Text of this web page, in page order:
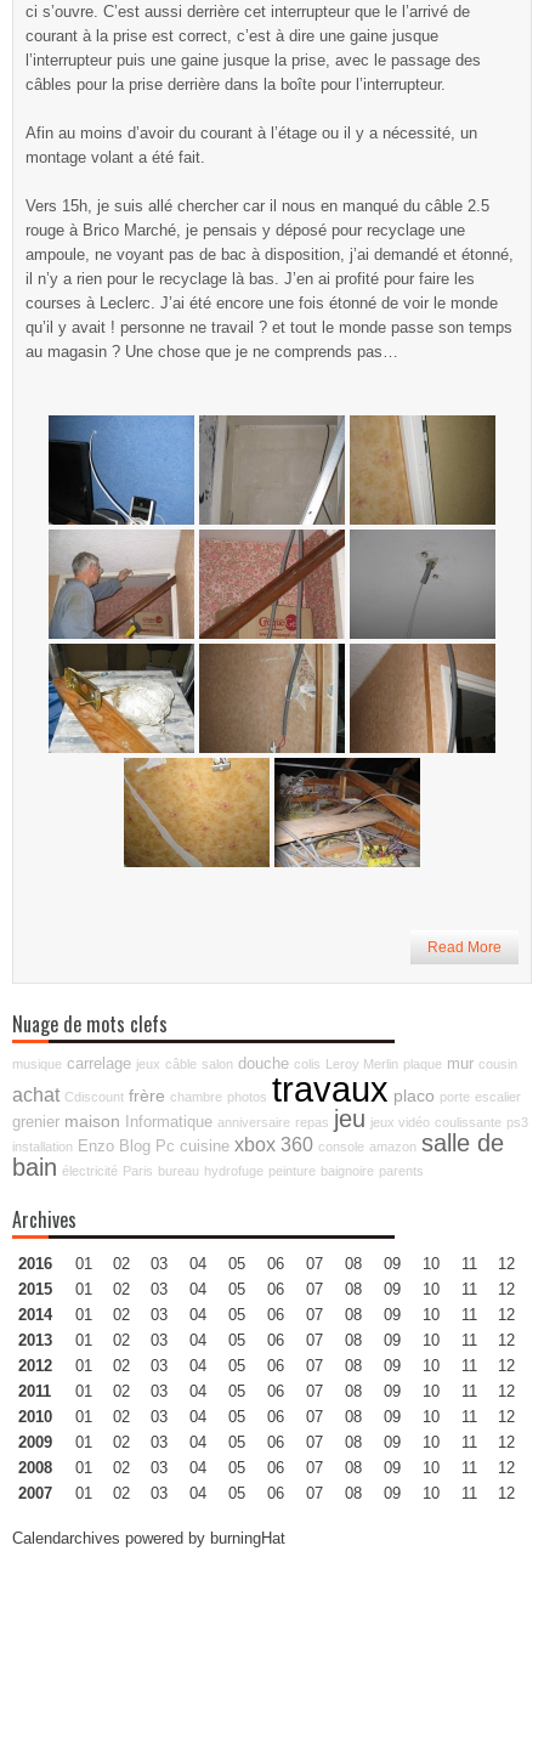
ci s’ouvre. C’est aussi derrière cet interrupteur que le l’arrivé de
courant à la prise est correct, c’est à dire une gaine jusque
l’interrupteur puis une gaine jusque la prise, avec le passage des
câbles pour la prise derrière dans la boîte pour l’interrupteur.
Afin au moins d’avoir du courant à l’étage ou il y a nécessité, un
montage volant a été fait.
Vers 15h, je suis allé chercher car il nous en manqué du câble 2.5
rouge à Brico Marché, je pensais y déposé pour recyclage une
ampoule, ne voyant pas de bac à disposition, j’ai demandé et étonné,
il n’y a rien pour le recyclage là bas. J’en ai profité pour faire les
courses à Leclerc. J’ai été encore une fois étonné de voir le monde
qu’il y avait ! personne ne travail ? et tout le monde passe son temps
au magasin ? Une chose que je ne comprends pas…
Read More
Nuage de mots clefs
musique carrelage jeux câble salon douche colis Leroy Merlin plaque mur cousin
achat Cdiscount frère chambre photos travaux placo porte escalier
grenier maison Informatique anniversaire repas jeu jeux vidéo coulissante ps3
installation Enzo Blog Pc cuisine xbox 360 console amazon salle de
bain électricité Paris bureau hydrofuge peinture baignoire parents
Archives
2016 01 02 03 04 05 06 07 08 09 10 11
12
2015
01 02 03 04 05 06 07 08 09 10 11
12
2014
01 02 03 04 05 06 07 08 09 10 11
12
2013
01 02 03 04 05 06 07 08 09 10 11
12
2012
01 02 03 04 05 06 07 08 09 10 11
12
2011
01 02 03 04 05 06 07 08 09 10 11
12
2010
01 02 03 04 05 06 07 08 09 10 11
12
2009
01 02 03 04 05 06 07 08 09 10 11
12
2008
01 02 03 04 05 06 07 08 09 10 11
12
2007
01 02 03 04 05 06 07 08 09 10 11 12
Calendarchives powered by burningHat